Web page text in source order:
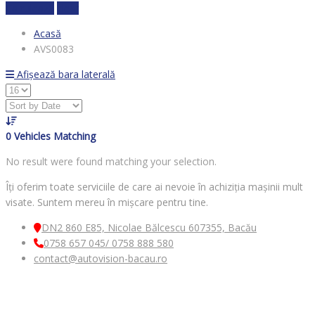
Acasă
AVS0083
Afișează bara laterală
0 Vehicles Matching
No result were found matching your selection.
Îți oferim toate serviciile de care ai nevoie în achiziția mașinii mult
visate. Suntem mereu în mișcare pentru tine.
DN2 860 E85, Nicolae Bălcescu 607355, Bacău
0758 657 045/ 0758 888 580
contact@autovision-bacau.ro